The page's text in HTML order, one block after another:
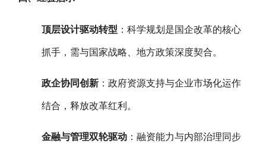
顶层设计驱动转型 ：科学规划是国企改革的核心
抓手，需与国家战略、地方政策深度契合。
政企协同创新 ：政府资源支持与企业市场化运作
结合，释放改革红利。
金融与管理双轮驱动 ：融资能力与内部治理同步